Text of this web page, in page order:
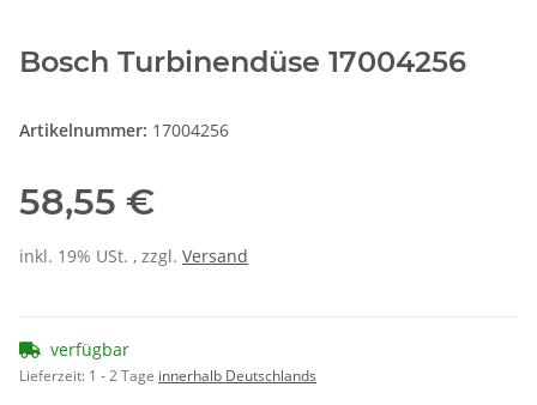
Bosch Turbinendüse 17004256
Artikelnummer: 17004256
58,55 €
inkl. 19% USt. , zzgl. Versand
verfügbar
Lieferzeit: 1 - 2 Tage innerhalb Deutschlands